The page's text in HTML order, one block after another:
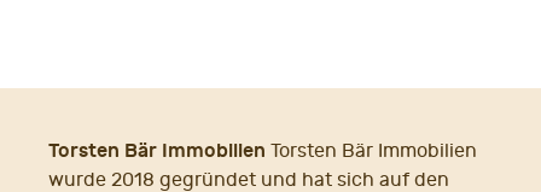
Torsten Bär Immobilien Torsten Bär Immobilien
wurde 2018 gegründet und hat sich auf den